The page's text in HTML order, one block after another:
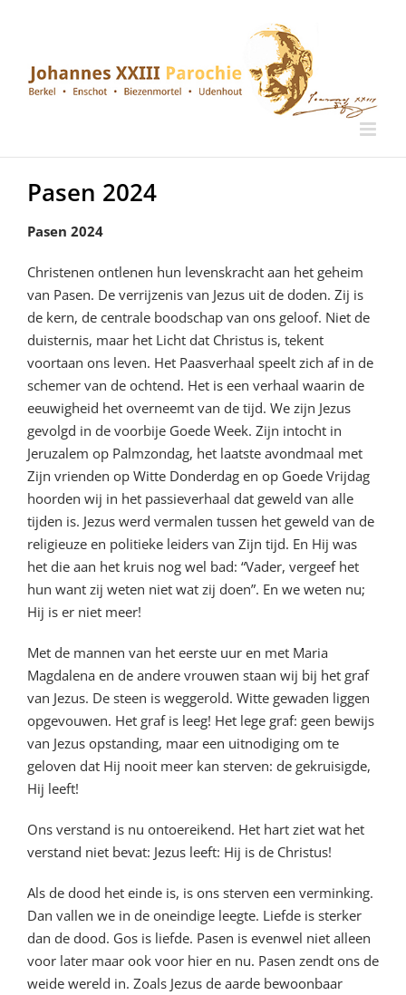
Pasen 2024
Pasen 2024
Christenen ontlenen hun levenskracht aan het geheim
van Pasen. De verrijzenis van Jezus uit de doden. Zij is
de kern, de centrale boodschap van ons geloof. Niet de
duisternis, maar het Licht dat Christus is, tekent
voortaan ons leven. Het Paasverhaal speelt zich af in de
schemer van de ochtend. Het is een verhaal waarin de
eeuwigheid het overneemt van de tijd. We zijn Jezus
gevolgd in de voorbije Goede Week. Zijn intocht in
Jeruzalem op Palmzondag, het laatste avondmaal met
Zijn vrienden op Witte Donderdag en op Goede Vrijdag
hoorden wij in het passieverhaal dat geweld van alle
tijden is. Jezus werd vermalen tussen het geweld van de
religieuze en politieke leiders van Zijn tijd. En Hij was
het die aan het kruis nog wel bad: “Vader, vergeef het
hun want zij weten niet wat zij doen”. En we weten nu;
Hij is er niet meer!
Met de mannen van het eerste uur en met Maria
Magdalena en de andere vrouwen staan wij bij het graf
van Jezus. De steen is weggerold. Witte gewaden liggen
opgevouwen. Het graf is leeg! Het lege graf: geen bewijs
van Jezus opstanding, maar een uitnodiging om te
geloven dat Hij nooit meer kan sterven: de gekruisigde,
Hij leeft!
Ons verstand is nu ontoereikend. Het hart ziet wat het
verstand niet bevat: Jezus leeft: Hij is de Christus!
Als de dood het einde is, is ons sterven een verminking.
Dan vallen we in de oneindige leegte. Liefde is sterker
dan de dood. Gos is liefde. Pasen is evenwel niet alleen
voor later maar ook voor hier en nu. Pasen zendt ons de
weide wereld in. Zoals Jezus de aarde bewoonbaar